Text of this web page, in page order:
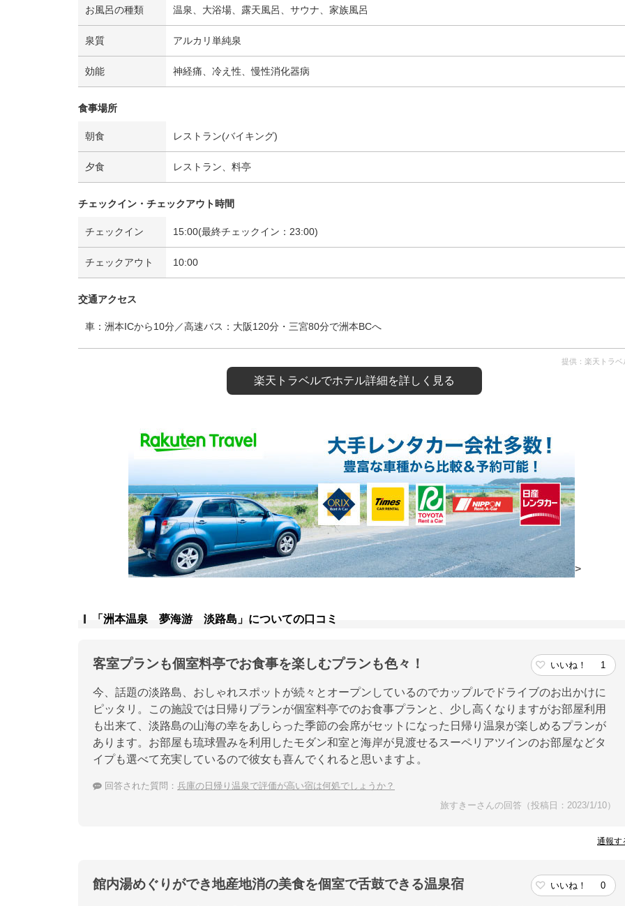
お風呂の種類 温泉、大浴場、露天風呂、サウナ、家族風呂
泉質 アルカリ単純泉
効能 神経痛、冷え性、慢性消化器病
食事場所
朝食 レストラン(バイキング)
夕食 レストラン、料亭
チェックイン・チェックアウト時間
チェックイン 15:00(最終チェックイン：23:00)
チェックアウト 10:00
交通アクセス
車：洲本ICから10分／高速バス：大阪120分・三宮80分で洲本BCへ
提供：楽天トラベ
楽天トラベルでホテル詳細を詳しく見る
>
「洲本温泉 夢海游 淡路島」についての口コミ
客室プランも個室料亭でお食事を楽しむプランも色々！ いいね！ 1
今、話題の淡路島、おしゃれスポットが続々とオープンしているのでカップルでドライブのお出かけに
ピッタリ。この施設では日帰りプランが個室料亭でのお食事プランと、少し高くなりますがお部屋利用
も出来て、淡路島の山海の幸をあしらった季節の会席がセットになった日帰り温泉が楽しめるプランが
あります。お部屋も琉球畳みを利用したモダン和室と海岸が見渡せるスーペリアツインのお部屋などタ
イプも選べて充実しているので彼女も喜んでくれると思いますよ。
回答された質問： 兵庫の日帰り温泉で評価が高い宿は何処でしょうか？
旅すきーさんの回答（投稿日：2023/1/10）
通報す
館内湯めぐりができ地産地消の美食を個室で舌鼓できる温泉宿 いいね！ 0